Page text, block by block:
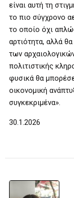
είναι αυτή τη
το πιο σύγχρονο
το οποίο όχι
αρτιότητα, αλλά
των
πολιτιστικής
φυσικά θα
οικονομική
συγκεκριμένα».
30.1.2026